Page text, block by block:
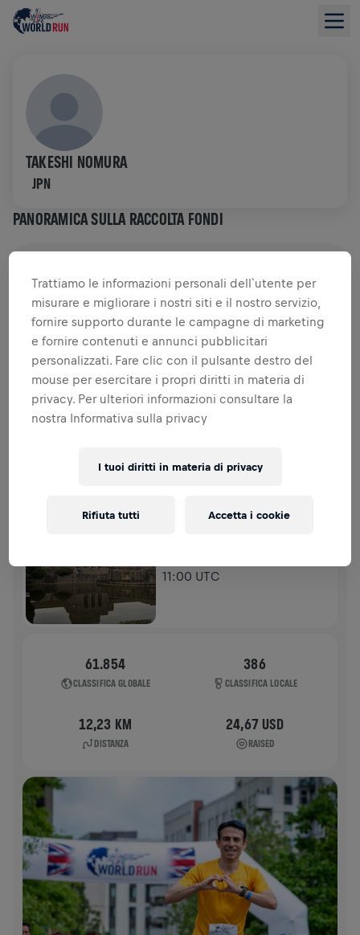
TAKESHI NOMURA
JPN
PANORAMICA SULLA RACCOLTA FONDI
RACCOLTA FONDI DONA
Dona per fare la differenza! Il 100% della tua
donazione viene devoluto alla ricerca sul midollo
spinale.
STORIA
2025
11:00 UTC
61.854
CLASSIFICA GLOBALE
386
CLASSIFICA LOCALE
12,23 KM
DISTANZA
24,67 USD
RAISED
Trattiamo le informazioni personali dell`utente per
misurare e migliorare i nostri siti e il nostro servizio,
fornire supporto durante le campagne di marketing
e fornire contenuti e annunci pubblicitari
personalizzati. Fare clic con il pulsante destro del
mouse per esercitare i propri diritti in materia di
privacy. Per ulteriori informazioni consultare la
nostra Informativa sulla privacy
I tuoi diritti in materia di privacy
Rifiuta tutti Accetta i cookie